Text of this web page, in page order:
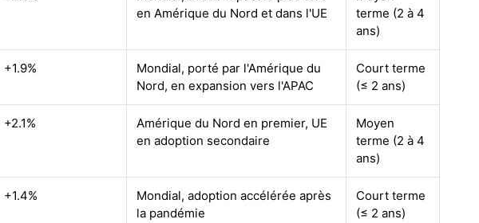
en Amérique du Nord et dans l'UE
terme (2 à 4
ans)
+1.9%
Mondial, porté par l'Amérique du
Nord, en expansion vers l'APAC
Court terme
(≤ 2 ans)
+2.1%
Amérique du Nord en premier, UE
en adoption secondaire
Moyen
terme (2 à 4
ans)
+1.4%
Mondial, adoption accélérée après
la pandémie
Court terme
(≤ 2 ans)